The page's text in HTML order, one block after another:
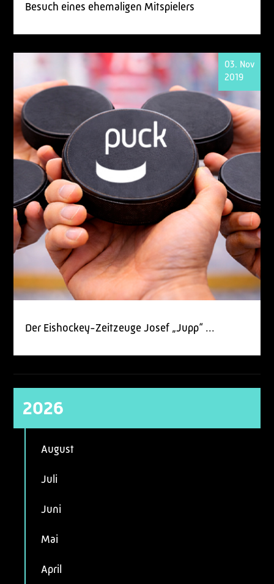
Besuch eines ehemaligen Mitspielers
03. Nov
2019
Der Eishockey-Zeitzeuge Josef „Jupp“ ...
2026
August
Juli
Juni
Mai
April